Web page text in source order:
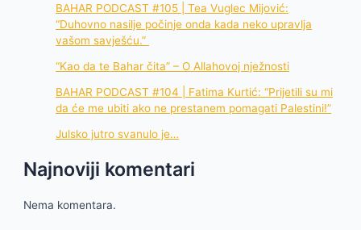
BAHAR PODCAST #105 | Tea Vuglec Mijović:
“Duhovno nasilje počinje onda kada neko upravlja
vašom savješću.”
“Kao da te Bahar čita” – O Allahovoj nježnosti
BAHAR PODCAST #104 | Fatima Kurtić: “Prijetili su mi
da će me ubiti ako ne prestanem pomagati Palestini!”
Julsko jutro svanulo je…
Najnoviji komentari
Nema komentara.